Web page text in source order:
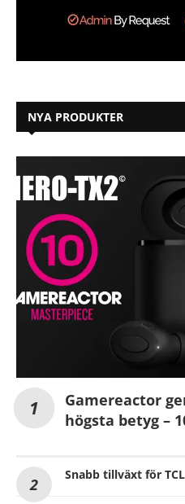
NYA PRODUKTER
Gamereactor
högsta betyg –
Snabb tillväxt för